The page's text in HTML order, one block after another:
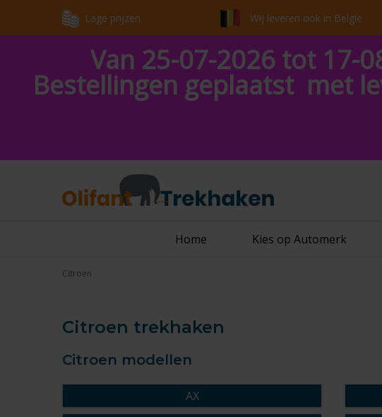
Lage prijzen Wij leveren ook in België
Van 25-07-2026 tot 17-
Bestellingen geplaatst met
Home Kies op Automerk
Citroen
Citroen trekhaken
Citroen modellen
AX